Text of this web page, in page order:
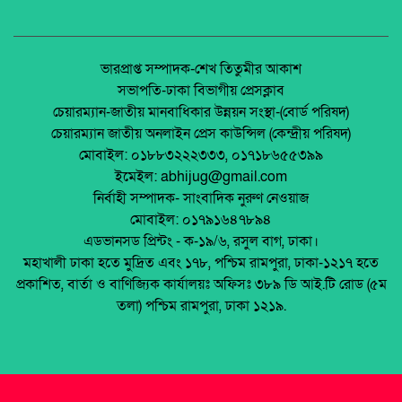
অনুষ্ঠিত হয়ে গেলো ইসলামি ফাউন্ডেশন কর্তৃক
আয়োজিত উপজেলা পর্যায় জাতীয় শিশু-কিশোর
ইসলামি সাংস্কৃতিক প্রতিযোগিতা
পলাশবাড়ী এসএম পাইলট সরকারি উচ্চ বিদ্যালয়ের
মার্কেট ভেঙে ব্যক্তিগত মার্কেটের রাস্তা তৈরি –
জনমনে ক্ষোভ
টঙ্গীতে তুলার গুদামে আগুন, নিয়ন্ত্রণে ৭ ইউনিট
জেলা আইন-শৃৃঙ্খলা কমিটির মাসিক সভা অনুষ্ঠিত।
পলাশবাড়ীতে এমইপি গ্রুপের মতবিনিময় সভা
অনুষ্ঠিত।
জুলাই সনদ বাস্তবায়ন নিয়ে প্রশ্ন: রংপুরে ১১ দলের
বিক্ষোভ
মালয়েশিয়ায় ইমিগ্রেশনের অভিযানে বাংলাদেশিসহ
২৪ অবৈধ অভিবাসী আটক
থাইল্যান্ডে রিসোর্ট থেকে ২১ বাংলাদেশি উদ্ধার
ভারপ্রাপ্ত সম্পাদক-শেখ তিতুমীর আকাশ
সভাপতি-ঢাকা বিভাগীয় প্রেসক্লাব
চেয়ারম্যান-জাতীয় মানবাধিকার উন্নয়ন সংস্থা-(বোর্ড পরিষদ)
চেয়ারম্যান জাতীয় অনলাইন প্রেস কাউন্সিল (কেন্দ্রীয় পরিষদ)
মোবাইল: ০১৮৮৩২২২৩৩৩, ০১৭১৮৬৫৫৩৯৯
ইমেইল: abhijug@gmail.com
নির্বাহী সম্পাদক- সাংবাদিক নুরুণ নেওয়াজ
মোবাইল: ০১৭৯১৬৪৭৮৯৪
এডভানসড প্রিন্টং - ক-১৯/৬, রসুল বাগ, ঢাকা।
মহাখালী ঢাকা হতে মুদ্রিত এবং ১৭৮, পশ্চিম রামপুরা, ঢাকা-১২১৭ হতে
প্রকাশিত, বার্তা ও বাণিজ্যিক কার্যালয়ঃ অফিসঃ ৩৮৯ ডি আই.টি রোড (৫ম
তলা) পশ্চিম রামপুরা, ঢাকা ১২১৯.